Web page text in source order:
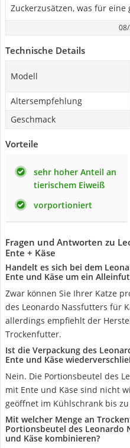
Zuckerzusätzen, was für
Technische Details
Modell
Altersempfehlung
Geschmack
Vorteile
sehr hoher Anteil an
tierischem Eiweiß
vorportioniert
Fragen und Antworten zu
Ente + Käse
Handelt es sich bei dem
Ente und Käse um ein
Zwar können Sie Ihrer Katze
des Leonardo Nassfutters für
allerdings empfiehlt der
Trockenfutter.
Ist die Verpackung des
Ente und Käse
Nein. Die Portionsbeutel des
mit Ente und Käse sind nicht
geöffnet im Kühlschrank bis
Mit welcher Menge an
Portionsbeutel des Leonardo
und Käse kombinieren?